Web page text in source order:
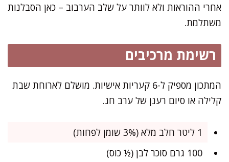
אחרי ההוראות ולא לוותר על שלב הערבוב – כאן הסבלנות
משתלמת.
רשימת מרכיבים
המתכון מספיק ל-6 קעריות אישיות. מושלם לארוחת שבת
קלילה או סיום רענן של ערב חג.
1 ליטר חלב מלא (3% שומן לפחות)
100 גרם סוכר לבן (½ כוס)